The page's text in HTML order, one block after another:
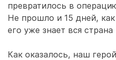
превратилось в
Не прошло и 15 дней,
его уже знает вся
Как оказалось, наш